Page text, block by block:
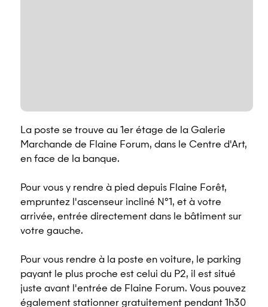
La poste se trouve au 1er étage de la Galerie
Marchande de Flaine Forum, dans le Centre d'Art,
en face de la banque.
Pour vous y rendre à pied depuis Flaine Forêt,
empruntez l'ascenseur incliné N°1, et à votre
arrivée, entrée directement dans le bâtiment sur
votre gauche.
Pour vous rendre à la poste en voiture, le parking
payant le plus proche est celui du P2, il est situé
juste avant l'entrée de Flaine Forum. Vous pouvez
également stationner gratuitement pendant 1h30